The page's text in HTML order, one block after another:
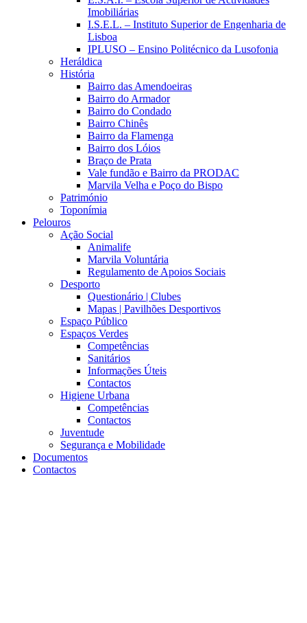
Imobiliárias
I.S.E.L. – Instituto Superior de Engenharia de
Lisboa
IPLUSO – Ensino Politécnico da Lusofonia
Heráldica
História
Bairro das Amendoeiras
Bairro do Armador
Bairro do Condado
Bairro Chinês
Bairro da Flamenga
Bairro dos Lóios
Braço de Prata
Vale fundão e Bairro da PRODAC
Marvila Velha e Poço do Bispo
Património
Toponímia
Pelouros
Ação Social
Animalife
Marvila Voluntária
Regulamento de Apoios Sociais
Desporto
Questionário | Clubes
Mapas | Pavilhões Desportivos
Espaço Público
Espaços Verdes
Competências
Sanitários
Informações Úteis
Contactos
Higiene Urbana
Competências
Contactos
Juventude
Segurança e Mobilidade
Documentos
Contactos